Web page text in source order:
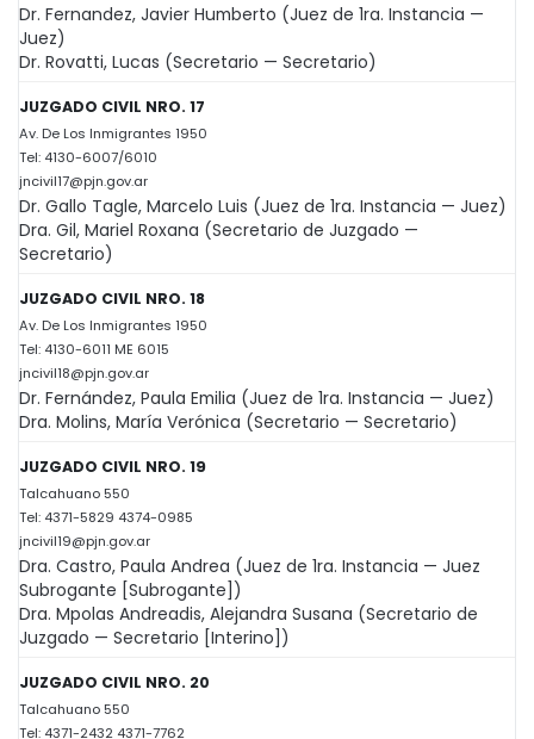
Dr. Fernandez, Javier Humberto (Juez de 1ra. Instancia —
Juez)
Dr. Rovatti, Lucas (Secretario — Secretario)
JUZGADO CIVIL NRO. 17
Av. De Los Inmigrantes 1950
Tel: 4130-6007/6010
jncivil17@pjn.gov.ar
Dr. Gallo Tagle, Marcelo Luis (Juez de 1ra. Instancia — Juez)
Dra. Gil, Mariel Roxana (Secretario de Juzgado —
Secretario)
JUZGADO CIVIL NRO. 18
Av. De Los Inmigrantes 1950
Tel: 4130-6011 ME 6015
jncivil18@pjn.gov.ar
Dr. Fernández, Paula Emilia (Juez de 1ra. Instancia — Juez)
Dra. Molins, María Verónica (Secretario — Secretario)
JUZGADO CIVIL NRO. 19
Talcahuano 550
Tel: 4371-5829 4374-0985
jncivil19@pjn.gov.ar
Dra. Castro, Paula Andrea (Juez de 1ra. Instancia — Juez
Subrogante [Subrogante])
Dra. Mpolas Andreadis, Alejandra Susana (Secretario de
Juzgado — Secretario [Interino])
JUZGADO CIVIL NRO. 20
Talcahuano 550
Tel: 4371-2432 4371-7762